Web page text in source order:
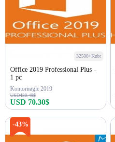
32500+Købt
Office 2019 Professional Plus -
1 pc
Kontornøgle 2019
USD430.49$
USD 70.30$
-43%